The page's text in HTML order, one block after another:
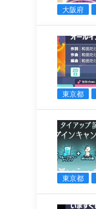
大阪府
東京都
東京都